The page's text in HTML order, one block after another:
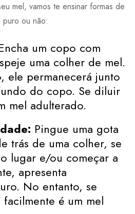
mel, vamos te ensinar formas de
ou não:
um copo com
uma colher de mel.
ele permanecerá junto
do copo. Se diluir
mel adulterado.
Pingue uma gota
trás de uma colher, se
lugar e/ou começar a
apresenta
No entanto, se
é um mel